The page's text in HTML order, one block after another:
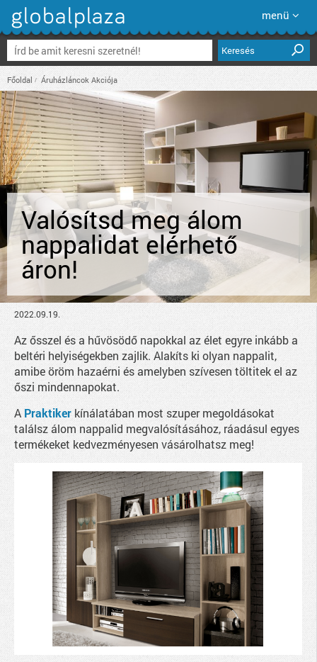
menü
Keresés
Főoldal Áruházláncok Akciója
Valósítsd meg álom
nappalidat elérhető
áron!
2022.09.19.
Az ősszel és a hűvösödő napokkal az élet egyre inkább a
beltéri helyiségekben zajlik. Alakíts ki olyan nappalit,
amibe öröm hazaérni és amelyben szívesen töltitek el az
őszi mindennapokat.
A Praktiker kínálatában most szuper megoldásokat
találsz álom nappalid megvalósításához, ráadásul egyes
termékeket kedvezményesen vásárolhatsz meg!